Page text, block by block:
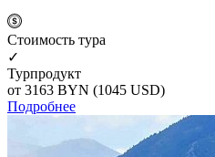
Cтоимость тура
✓
Турпродукт
от 3163 BYN (1045 USD)
Подробнее